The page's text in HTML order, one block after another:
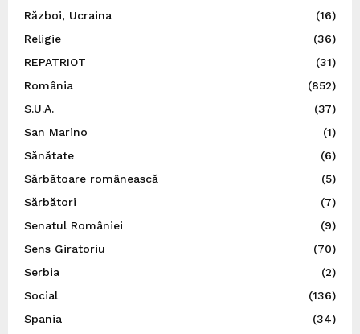
Război, Ucraina
(16)
Religie
(36)
REPATRIOT
(31)
România
(852)
S.U.A.
(37)
San Marino
(1)
Sănătate
(6)
Sărbătoare românească
(5)
Sărbători
(7)
Senatul României
(9)
Sens Giratoriu
(70)
Serbia
(2)
Social
(136)
Spania
(34)